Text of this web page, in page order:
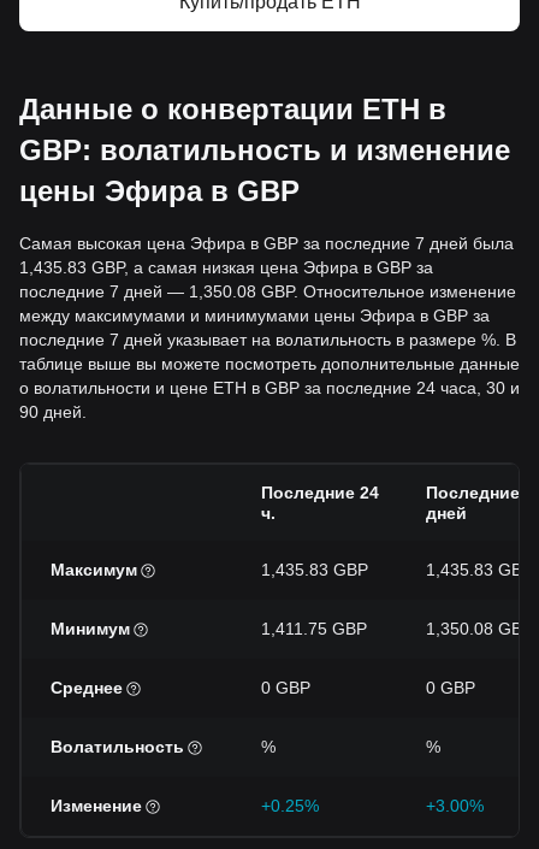
Данные о конвертации ETH в
GBP: волатильность и изменение
цены Эфира в GBP
Самая высокая цена Эфира в GBP за последние 7 дней была
1,435.83 GBP, а самая низкая цена Эфира в GBP за
последние 7 дней — 1,350.08 GBP. Относительное изменение
между максимумами и минимумами цены Эфира в GBP за
последние 7 дней указывает на волатильность в размере %. В
таблице выше вы можете посмотреть дополнительные данные
о волатильности и цене ETH в GBP за последние 24 часа, 30 и
90 дней.
Последние 24
ч.
Последние 7
дней
Максимум 1,435.83 GBP 1,435.83 GBP
Минимум 1,411.75 GBP 1,350.08 GBP
Среднее 0 GBP 0 GBP
Волатильность % %
Изменение +0.25% +3.00%